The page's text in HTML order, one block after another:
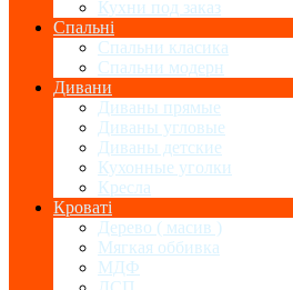
Кухни под заказ
Спальні
Спальни класика
Спальни модерн
Дивани
Диваны прямые
Диваны угловые
Диваны детские
Кухонные уголки
Кресла
Кроваті
Дерево ( масив )
Мягкая оббивка
МДФ